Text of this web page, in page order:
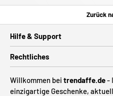
Zurück
Hilfe & Support
Rechtliches
Willkommen bei trendaffe.de-
einzigartige Geschenke,